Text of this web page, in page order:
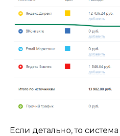
Если детально, то